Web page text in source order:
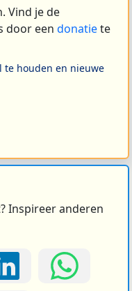
Vind je de
door een donatiete
te houden en nieuwe
Inspireer anderen